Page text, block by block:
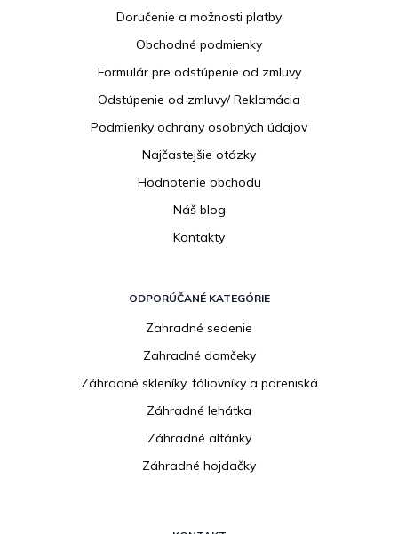
Doručenie a možnosti platby
Obchodné podmienky
Formulár pre odstúpenie od zmluvy
Odstúpenie od zmluvy/ Reklamácia
Podmienky ochrany osobných údajov
Najčastejšie otázky
Hodnotenie obchodu
Náš blog
Kontakty
ODPORÚČANÉ KATEGÓRIE
Zahradné sedenie
Zahradné domčeky
Záhradné skleníky, fóliovníky a pareniská
Záhradné lehátka
Záhradné altánky
Záhradné hojdačky